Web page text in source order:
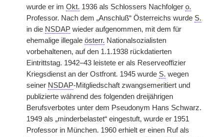
wurde er im Okt. 1936 als Schlossers Nachfolger o.
Professor. Nach dem „Anschluß“ Österreichs wurde S.
in die NSDAP wieder aufgenommen, mit dem für
ehemalige illegale österr. Nationalsozialisten
vorbehaltenen, auf den 1.1.1938 rückdatierten
Eintrittstag. 1942–43 leistete er als Reserveoffizier
Kriegsdienst an der Ostfront. 1945 wurde S. wegen
seiner NSDAP-Mitgliedschaft zwangsemeritiert und
publizierte während des folgenden dreijährigen
Berufsverbotes unter dem Pseudonym Hans Schwarz.
1949 als „minderbelastet“ eingestuft, wurde er 1951
Professor in München. 1960 erhielt er einen Ruf als